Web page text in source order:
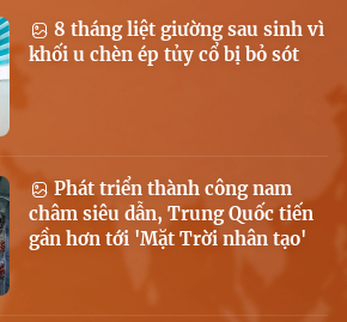
8 tháng liệt giường sau sinh vì
khối u chèn ép tủy cổ bị bỏ sót
Phát triển thành công nam
châm siêu dẫn, Trung Quốc tiến
gần hơn tới 'Mặt Trời nhân tạo'